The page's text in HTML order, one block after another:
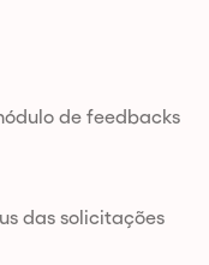
de feedbacks
das solicitações